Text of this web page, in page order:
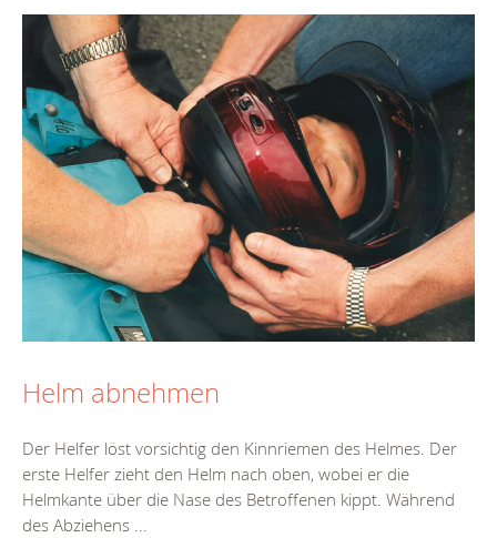
Helm abnehmen
Der Helfer löst vorsichtig den Kinnriemen des Helmes. Der
erste Helfer zieht den Helm nach oben, wobei er die
Helmkante über die Nase des Betroffenen kippt. Während
des Abziehens ...